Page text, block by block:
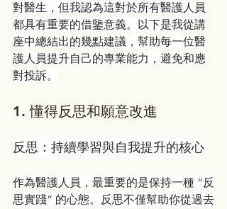
對醫生，但我認為這對於所有醫護人員
都具有重要的借鑒意義。以下是我從講
座中總結出的幾點建議，幫助每一位醫
護人員提升自己的專業能力，避免和應
對投訴。
1. 懂得反思和願意改進
反思：持續學習與自我提升的核心
作為醫護人員，最重要的是保持一種 “反
思實踐” 的心態。反思不僅幫助你從過去